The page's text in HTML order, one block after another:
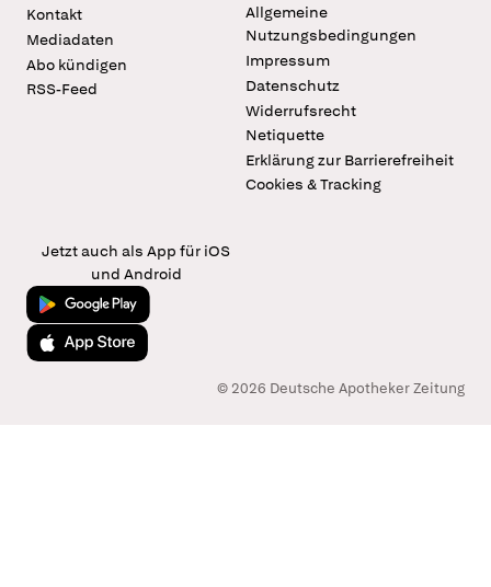
Kontakt
Mediadaten
Abo kündigen
RSS-Feed
Allgemeine
Nutzungsbedingungen
Impressum
Datenschutz
Widerrufsrecht
Netiquette
Erklärung zur Barrierefreiheit
Cookies & Tracking
Jetzt auch als App für iOS
und Android
Jetzt bei Google Play
Laden im App Store
© 2026 Deutsche Apotheker Zeitung